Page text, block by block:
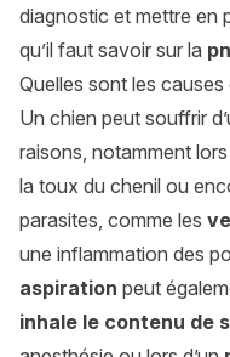
diagnostic et mettre en
qu’il faut savoir sur la
Quelles sont les causes
Un chien peut souffrir
raisons, notamment
la toux du chenil ou
parasites, comme les
une inflammation des
aspiration peut
inhale le contenu de